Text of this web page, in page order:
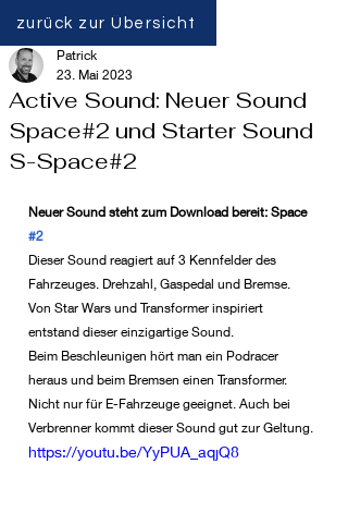
zurück zur Übersicht
Active Sound: Neuer Sound
Space#2 und Starter Sound
S-Space#2
Patrick
23. Mai 2023
Neuer Sound steht zum Download bereit: Space
#2
Dieser Sound reagiert auf 3 Kennfelder des
Fahrzeuges. Drehzahl, Gaspedal und Bremse.
Von Star Wars und Transformer inspiriert
entstand dieser einzigartige Sound.
Beim Beschleunigen hört man ein Podracer
heraus und beim Bremsen einen Transformer.
Nicht nur für E-Fahrzeuge geeignet. Auch bei
Verbrenner kommt dieser Sound gut zur Geltung.
https://youtu.be/YyPUA_aqjQ8